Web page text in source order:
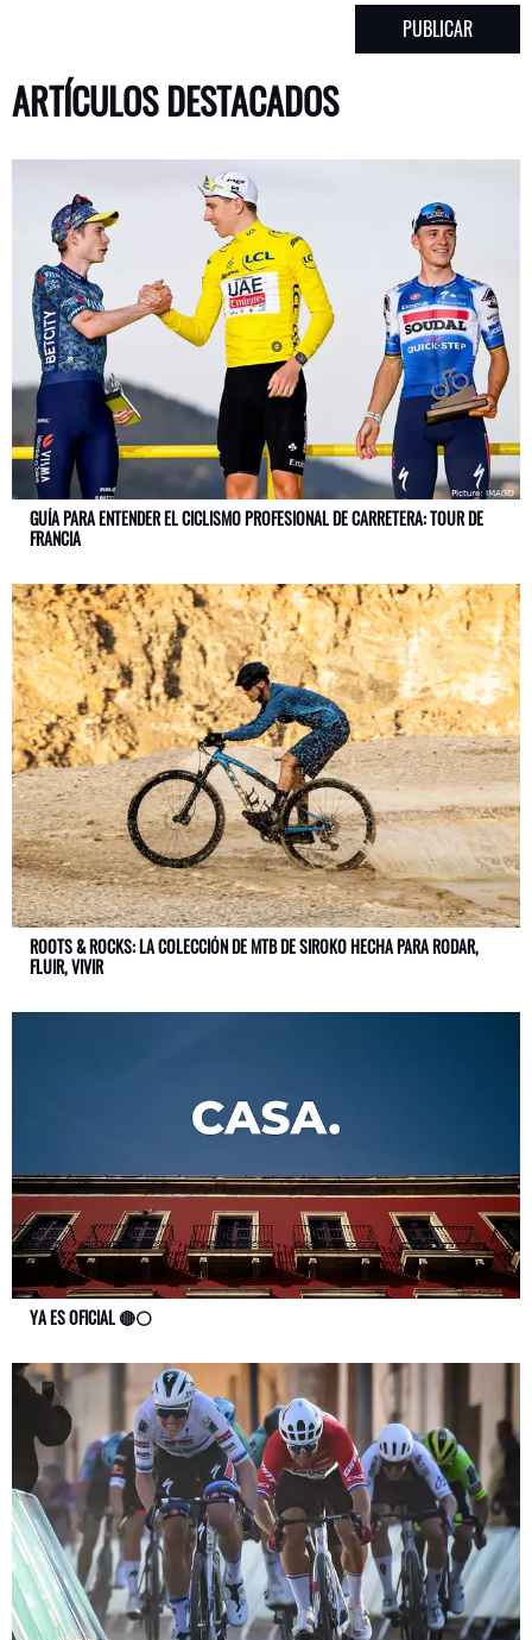
ARTÍCULOS DESTACADOS
GUÍA PARA ENTENDER EL CICLISMO PROFESIONAL DE CARRETERA: TOUR DE
FRANCIA
ROOTS & ROCKS: LA COLECCIÓN DE MTB DE SIROKO HECHA PARA RODAR,
FLUIR, VIVIR
YA ES OFICIAL 🔴⚪